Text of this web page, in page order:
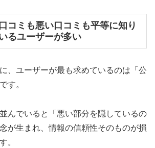
コミも悪い口コミも平等に知り
るユーザーが多い
、ユーザーが最も求めているのは「公
す。
んでいると「悪い部分を隠しているの
が生まれ、情報の信頼性そのものが損
。